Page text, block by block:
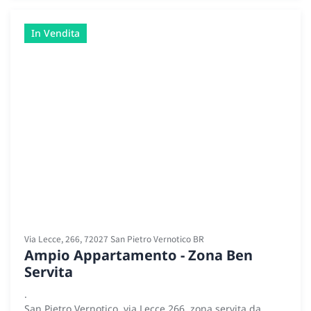
In Vendita
Via Lecce, 266, 72027 San Pietro Vernotico BR
Ampio Appartamento - Zona Ben
Servita
.